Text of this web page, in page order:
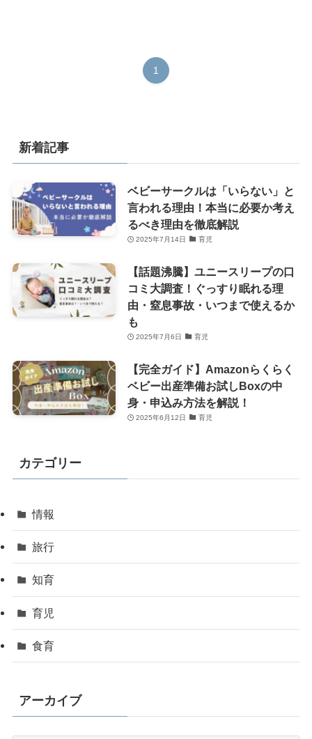
1
新着記事
ベビーサークルは「いらない」と
言われる理由！本当に必要か考え
るべき理由を徹底解説
2025年7月14日 育児
【話題沸騰】ユニースリープの口
コミ大調査！ぐっすり眠れる理
由・窒息事故・いつまで使えるか
も
2025年7月6日 育児
【完全ガイド】Amazonらくらく
ベビー出産準備お試しBoxの中
身・申込み方法を解説！
2025年6月12日 育児
カテゴリー
情報
旅行
知育
育児
食育
アーカイブ